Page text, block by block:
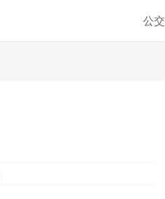
公交